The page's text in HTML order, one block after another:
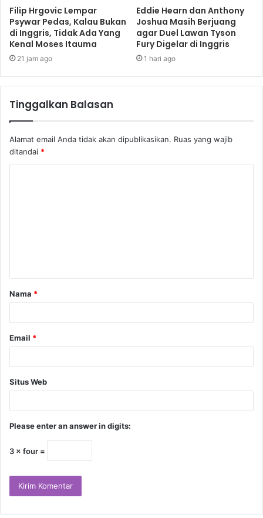
Filip Hrgovic Lempar
Psywar Pedas, Kalau Bukan
di Inggris, Tidak Ada Yang
Kenal Moses Itauma
21 jam ago
Eddie Hearn dan Anthony
Joshua Masih Berjuang
agar Duel Lawan Tyson
Fury Digelar di Inggris
1 hari ago
Tinggalkan Balasan
Alamat email Anda tidak akan dipublikasikan. Ruas yang wajib
ditandai *
Nama *
Email *
Situs Web
Please enter an answer in digits:
3 × four =